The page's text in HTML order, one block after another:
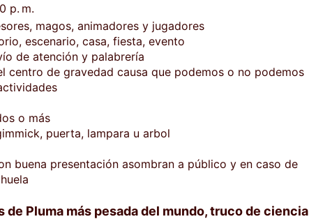
p. m.
magos, animadores y jugadores
escenario, casa, fiesta, evento
de atención y palabrería
centro de gravedad causa que podemos o no podemos
o más
puerta, lampara u arbol
buena presentación asombran a público y en caso de
de Pluma más pesada del mundo, truco de ciencia